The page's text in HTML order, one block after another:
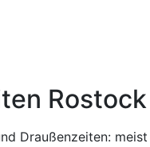
Rostock
Draußenzeiten: meist